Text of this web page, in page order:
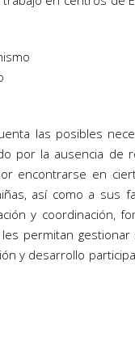
las posibles
por la ausencia de
encontrarse en
así como a sus
y coordinación,
permitan gestionar
y desarrollo